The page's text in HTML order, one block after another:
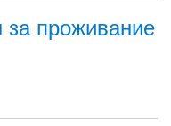
проживание